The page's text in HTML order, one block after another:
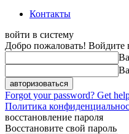
Контакты
войти в систему
Добро пожаловать! Войдите
Forgot your password? Get
Политика
восстановление пароля
Восстановите свой пароль